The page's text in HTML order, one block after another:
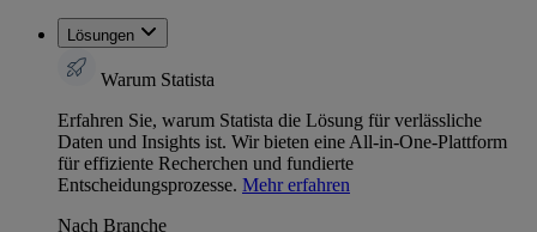
Lösungen
Warum Statista
Erfahren Sie, warum Statista die Lösung für verlässliche
Daten und Insights ist. Wir bieten eine All-in-One-Plattform
für effiziente Recherchen und fundierte
Entscheidungsprozesse. Mehr erfahren
Nach Branche